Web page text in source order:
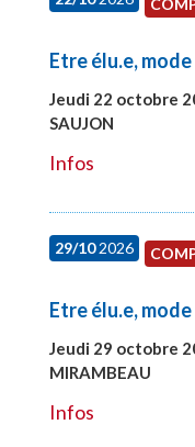
Etre élu.e, mode
Jeudi 22 octobre
SAUJON
Infos
29/102026
Etre élu.e, mode
Jeudi 29 octobre
MIRAMBEAU
Infos